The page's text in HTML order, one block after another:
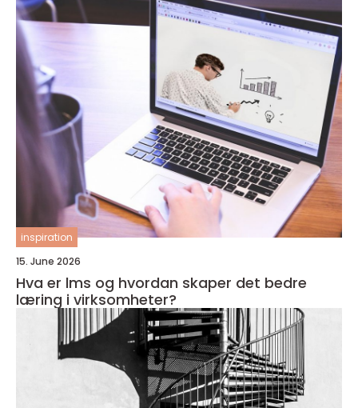
inspiration
15. June 2026
Hva er lms og hvordan skaper det bedre
læring i virksomheter?